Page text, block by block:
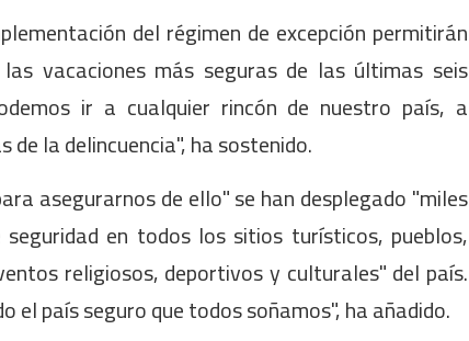
del régimen de excepción permitirán
vacaciones más seguras de las últimas seis
ir a cualquier rincón de nuestro país, a
la delincuencia", ha sostenido.
asegurarnos de ello" se han desplegado "miles
en todos los sitios turísticos, pueblos,
religiosos, deportivos y culturales" del país.
el país seguro que todos soñamos", ha añadido.